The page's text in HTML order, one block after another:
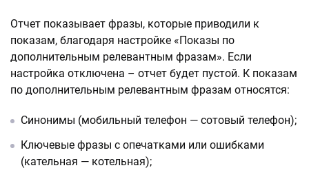
Отчет показывает фразы, которые приводили к
показам, благодаря настройке «Показы по
дополнительным релевантным фразам». Если
настройка отключена – отчет будет пустой. К показам
по дополнительным релевантным фразам относятся:
Cинонимы (мобильный телефон — сотовый телефон);
Ключевые фразы с опечатками или ошибками
(кательная — котельная);